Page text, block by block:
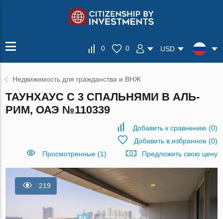
0 0 USD
Недвижимость для гражданства и ВНЖ
ТАУНХАУС С 3 СПАЛЬНЯМИ В АЛЬ-
РИМ, ОАЭ №110339
Добавить к сравнению (0)
Добавить в избранное(0)
Просмотренные (1)
Предложить свою цену
219